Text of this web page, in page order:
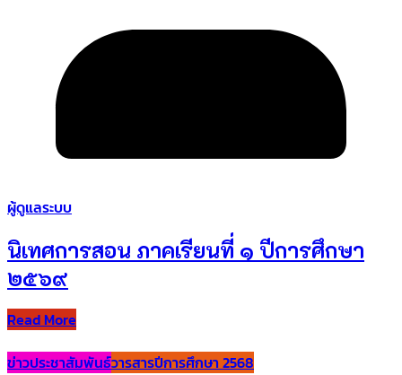
ผู้ดูแลระบบ
นิเทศการสอน ภาคเรียนที่ ๑ ปีการศึกษา
๒๕๖๙
Read More
ข่าวประชาสัมพันธ์วารสารปีการศึกษา 2568